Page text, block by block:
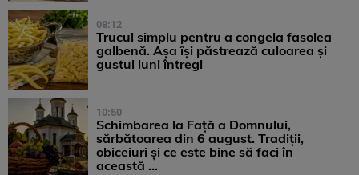
08:12
Trucul simplu pentru a congela fasolea
galbenă. Așa își păstrează culoarea și
gustul luni întregi
10:50
Schimbarea la Față a Domnului,
sărbătoarea din 6 august. Tradiții,
obiceiuri și ce este bine să faci în
această ...